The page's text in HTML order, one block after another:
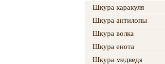
Шкура каракуля
Шкура антилопы
Шкура волка
Шкура енота
Шкура медведя